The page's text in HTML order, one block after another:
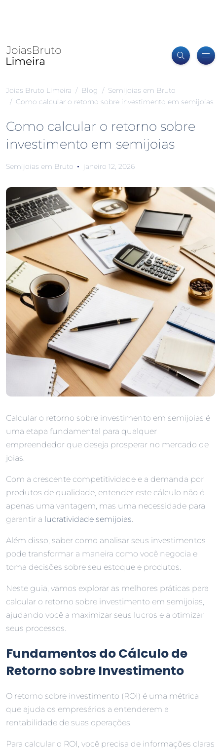
Joias Bruto Limeira Blog
Semijoias em Bruto
Como calcular o retorno sobre investimento em semijoias
Como calcular o retorno sobre
investimento em semijoias
Semijoias em Bruto janeiro 12, 2026
Calcular o retorno sobre investimento em semijoias é
uma etapa fundamental para qualquer
empreendedor que deseja prosperar no mercado de
joias.
Com a crescente competitividade e a demanda por
produtos de qualidade, entender este cálculo não é
apenas uma vantagem, mas uma necessidade para
garantir a lucratividade semijoias.
Além disso, saber como analisar seus investimentos
pode transformar a maneira como você negocia e
toma decisões sobre seu estoque e produtos.
Neste guia, vamos explorar as melhores práticas para
calcular o retorno sobre investimento em semijoias,
ajudando você a maximizar seus lucros e a otimizar
seus processos.
Fundamentos do Cálculo de
Retorno sobre Investimento
O retorno sobre investimento (ROI) é uma métrica
que ajuda os empresários a entenderem a
rentabilidade de suas operações.
Para calcular o ROI, você precisa de informações claras